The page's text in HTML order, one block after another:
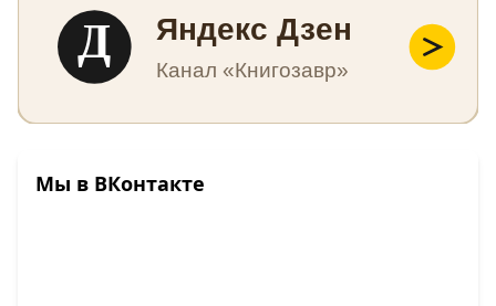
Д Яндекс Дзен
Канал «Книгозавр»
Мы в ВКонтакте